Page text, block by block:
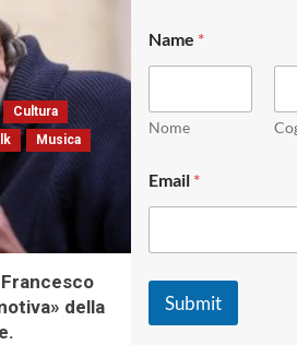
Cultura
Musica
della
Name *
Nome
m
a
l
N
m
Email *
Submit